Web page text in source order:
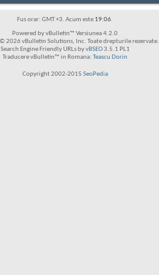
Fus orar: GMT +3. Acum este 19:06.
Powered by vBulletin™ Versiunea 4.2.0
2026 vBulletin Solutions, Inc. Toate drepturile rezervate.
Search Engine Friendly URLs byvBSEO3.5.1 PL1
Traducere vBulletin™ in Romana: Teascu Dorin
Copyright 2002-2015 SeoPedia